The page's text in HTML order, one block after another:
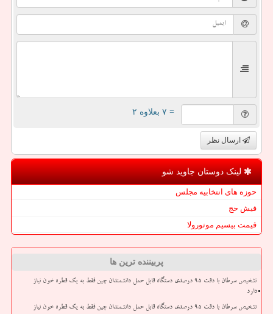
= ۷ بعلاوه ۲
ارسال نظر
لینک دوستان جاوید شو
حوزه های انتخابیه مجلس
فیش حج
قیمت بیسیم موتورولا
پربیننده ترین ها
تشخیص سرطان با دقت ۹۵ درصدی دستگاه قابل حمل دانشمندان چین فقط به یک قطره خون نیاز
دارد
تشخیص سرطان با دقت ۹۵ درصدی دستگاه قابل حمل دانشمندان چین فقط به یک قطره خون نیاز